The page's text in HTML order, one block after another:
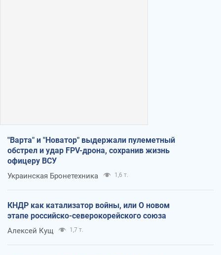
"Варта" и "Новатор" выдержали пулеметный
обстрел и удар FPV-дрона, сохранив жизнь
офицеру ВСУ
Украинская Бронетехника 1,6 т.
КНДР как катализатор войны, или О новом
этапе российско-северокорейского союза
Алексей Кущ 1,7 т.